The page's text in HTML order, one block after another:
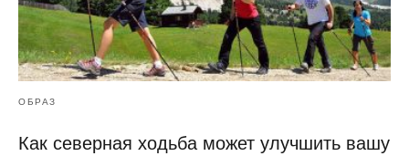
ОБРАЗ
Как северная ходьба может улучшить вашу